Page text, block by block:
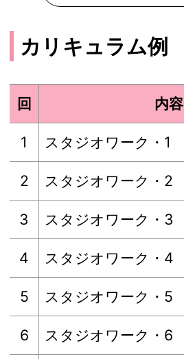
カリキュラム例
回 内容
1 スタジオワーク・1
2 スタジオワーク・2
3 スタジオワーク・3
4 スタジオワーク・4
5 スタジオワーク・5
6 スタジオワーク・6